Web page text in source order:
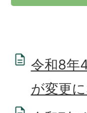
令和8年
が変更